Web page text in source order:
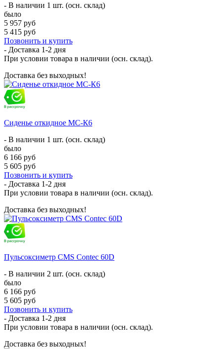
- В наличии 1 шт. (осн. склад)
было
5 957 руб
5 415 руб
Позвонить и купить
- Доставка 1-2 дня
При условии товара в наличии (осн. склад).
Доставка без выходных!
Сиденье откидное МС-К6
- В наличии 1 шт. (осн. склад)
было
6 166 руб
5 605 руб
Позвонить и купить
- Доставка 1-2 дня
При условии товара в наличии (осн. склад).
Доставка без выходных!
Пульсоксиметр CMS Contec 60D
- В наличии 2 шт. (осн. склад)
было
6 166 руб
5 605 руб
Позвонить и купить
- Доставка 1-2 дня
При условии товара в наличии (осн. склад).
Доставка без выходных!